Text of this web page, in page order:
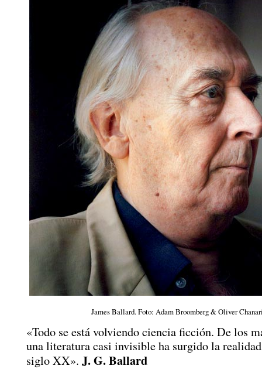
James Ballard. Foto: Adam Broomberg & Oliver
«Todo se está volviendo ciencia ficción. De los
una literatura casi invisible ha surgido la
siglo XX». J. G. Ballard